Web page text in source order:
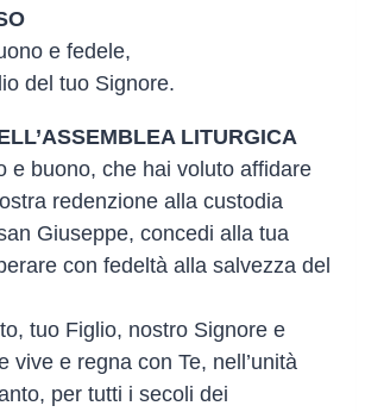
e fedele,
del tuo Signore.
LITURGICA
e buono, che hai voluto affidare
redenzione alla custodia
Giuseppe, concedi alla tua
con fedeltà alla salvezza del
tuo Figlio, nostro Signore e
vive e regna con Te, nell’unità
per tutti i secoli dei